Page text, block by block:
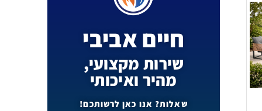
חיים אביבי
שירות מקצועי,
מהיר ואיכותי
שאלות? אנו כאן לרשותכם!